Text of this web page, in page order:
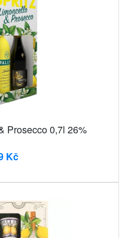
Prosecco 0,7l 26%
Kč